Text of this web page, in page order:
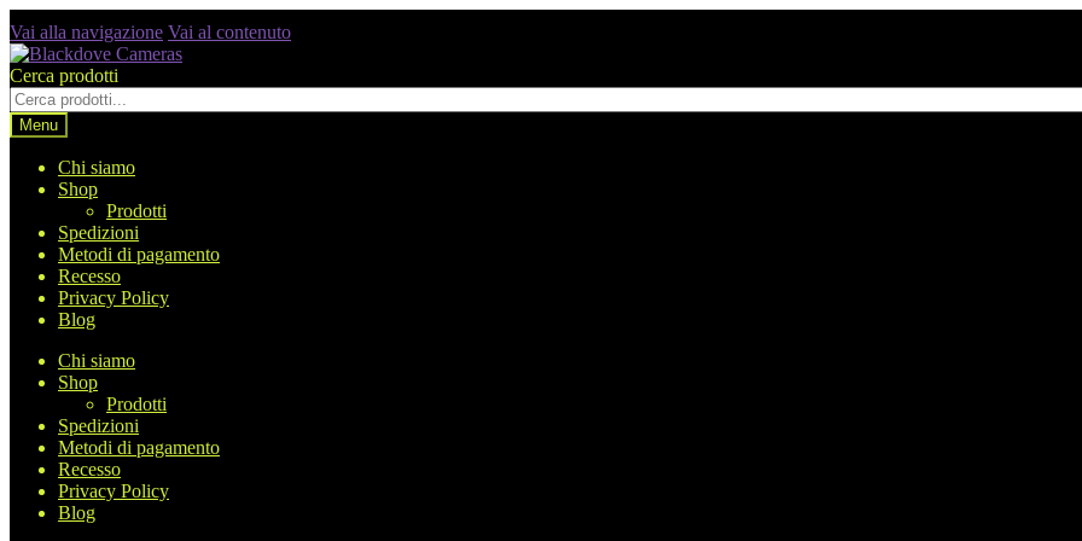
Vai alla navigazione Vai al contenuto
Cerca prodotti
Menu
Chi siamo
Shop
Prodotti
Spedizioni
Metodi di pagamento
Recesso
Privacy Policy
Blog
Chi siamo
Shop
Prodotti
Spedizioni
Metodi di pagamento
Recesso
Privacy Policy
Blog